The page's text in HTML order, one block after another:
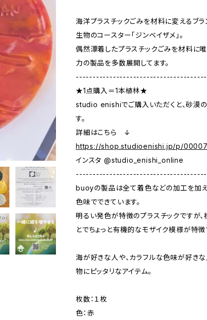
海洋プラスチックごみを材料に変えるブ
生物のコースター「ジンベイザメ」。
偶然漂着したプラスチックごみを材料に
力の製品を多数展開してます。
★1点購入＝1本植林★
studio enishiでご購入いただくと、砂漠
す。
詳細はこちら ↓
https://shop.studioenishi.jp/p/00007
インスタ @studio_enishi_online
buoyの製品は全て着色などの加工を加
色味でできています。
明るい発色が特徴のプラスチックですが
とでちょっと有機的なモザイク模様が特徴
海が好きな人や、カラフルな色味が好きな
物にピッタリなアイテム。
枚数：１枚
色：赤